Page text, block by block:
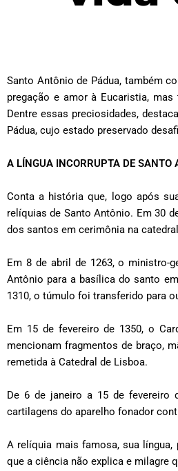
Santo Antônio de Pádua, também
pregação e amor à Eucaristia,
Dentre essas preciosidades,
Pádua, cujo estado preservado
A LÍNGUA INCORRUPTA DE SANTO
Conta a história que, logo após
relíquias de Santo Antônio. Em 30
dos santos em cerimônia na
Em 8 de abril de 1263, o ministro-
Antônio para a basílica do santo
1310, o túmulo foi transferido para
Em 15 de fevereiro de 1350, o
mencionam fragmentos de braço,
remetida à Catedral de Lisboa.
De 6 de janeiro a 15 de fevereiro
cartilagens do aparelho fonador
A relíquia mais famosa, sua
que a ciência não explica e milagre